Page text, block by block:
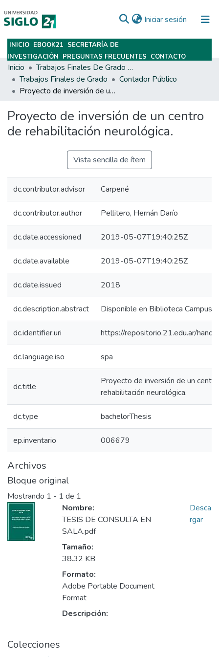
Iniciar sesión (current)
Subir
INICIO EBOOK21 SECRETARÍA DE
INVESTIGACIÓN PREGUNTAS FRECUENTES CONTACTO
Inicio
Trabajos Finales De Grado Y Posgrado
Trabajos Finales de Grado
Contador Público
Proyecto de inversión de un centro de rehabilitación neurológica.
Proyecto de inversión de un centro
de rehabilitación neurológica.
Vista sencilla de ítem
dc.contributor.advisor Carpené
dc.contributor.author Pellitero, Hernán Darío
dc.date.accessioned 2019-05-07T19:40:25Z
dc.date.available 2019-05-07T19:40:25Z
dc.date.issued 2018
dc.description.abstract Disponible en Biblioteca Campus
dc.identifier.uri https://repositorio.21.edu.ar/
dc.language.iso spa
dc.title
Proyecto de inversión de un
rehabilitación neurológica.
dc.type bachelorThesis
ep.inventario 006679
Archivos
Bloque original
Mostrando 1 - 1 de 1
Nombre:
TESIS DE CONSULTA EN
SALA.pdf
Tamaño:
38.32 KB
Formato:
Adobe Portable Document
Format
Descripción:
Desca
rgar
Colecciones